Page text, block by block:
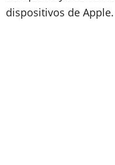
dispositivos de Apple.